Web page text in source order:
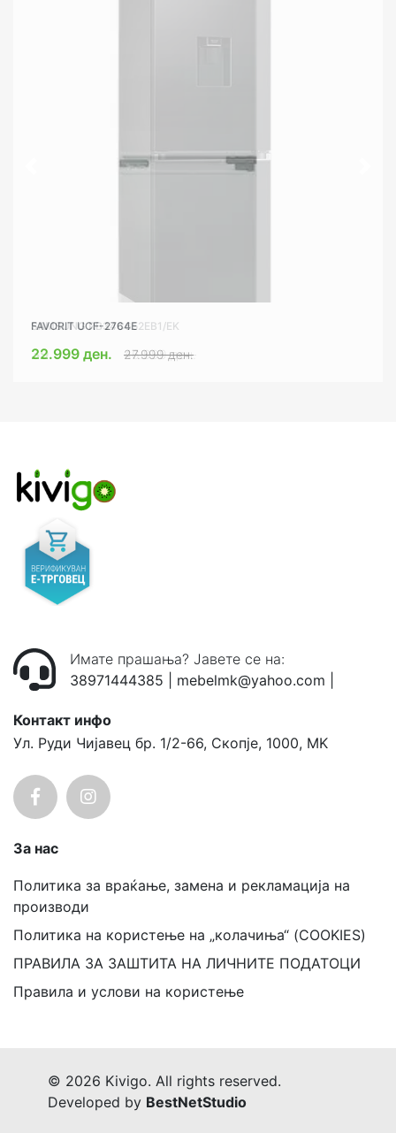
FAVORIT UCF-2764E
22.999 ден. 27.999 ден.
SAMSUNG RB34C652EB1/EK
39.999 ден. 46.999 ден.
Имате прашања? Јавете се на:
38971444385
mebelmk@yahoo.com
Контакт инфо
Ул. Руди Чијавец бр. 1/2-66, Скопје, 1000, MK
За нас
Политика за враќање, замена и рекламација на
производи
Политика на користење на „колачиња“ (COOKIES)
ПРАВИЛА ЗА ЗАШТИТА НА ЛИЧНИТЕ ПОДАТОЦИ
Правила и услови на користење
© 2026 Kivigo. All rights reserved.
Developed by BestNetStudio